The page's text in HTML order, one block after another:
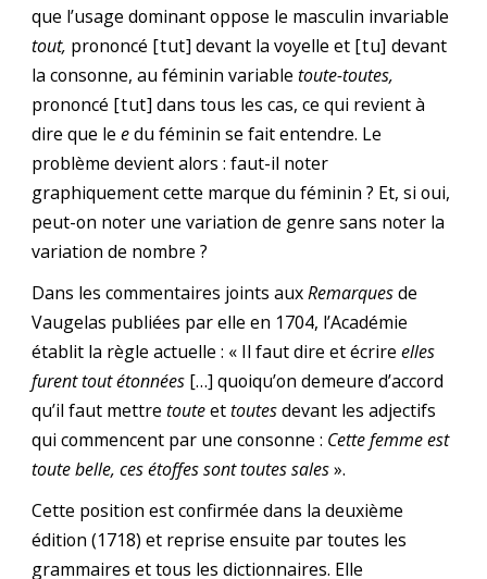
que l’usage dominant oppose le masculin invariable
tout, prononcé [tut] devant la voyelle et [tu] devant
la consonne, au féminin variabletoute-toutes,
prononcé [tut] dans tous les cas, ce qui revient à
dire que leedu féminin se fait entendre. Le
problème devient alors : faut-il noter
graphiquement cette marque du féminin ? Et, si oui,
peut-on noter une variation de genre sans noter la
variation de nombre ?
Dans les commentaires joints auxRemarquesde
Vaugelas publiées par elle en 1704, l’Académie
établit la règle actuelle : « Il faut dire et écrireelles
furent tout étonnées […] quoiqu’on demeure d’accord
qu’il faut mettretouteettoutesdevant les adjectifs
qui commencent par une consonne : Cette femme est
toute belle, ces étoffes sont toutes sales».
Cette position est confirmée dans la deuxième
édition (1718) et reprise ensuite par toutes les
grammaires et tous les dictionnaires. Elle